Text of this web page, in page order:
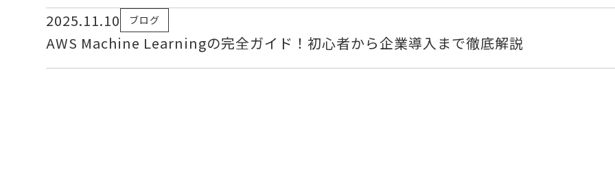
2025.11.10
ブログ
AWS Machine Learningの完全ガイド！初心者から企業導入まで徹底解説